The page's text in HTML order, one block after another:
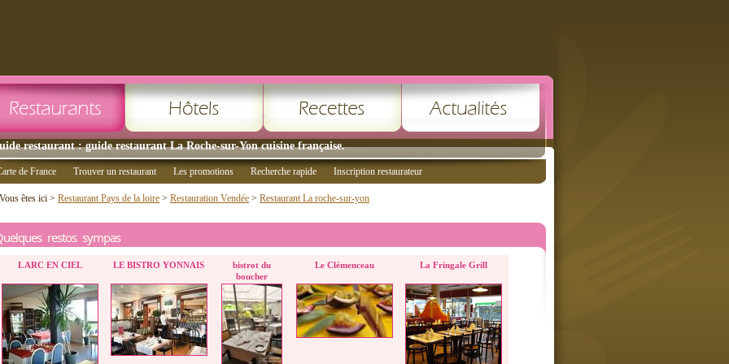
restaurant : guide restaurant La Roche-sur-Yon cuisine française.
de France Trouver un restaurant Les promotions Recherche rapide Inscription restaurateur
Vous êtes ici > Restaurant Pays de la loire > Restauration Vendée > Restaurant La roche-sur-yon
restos sympas
L ARC EN CIEL LE BISTRO YONNAIS
bistrot du
boucher
Le Clémenceau La Fringale Grill